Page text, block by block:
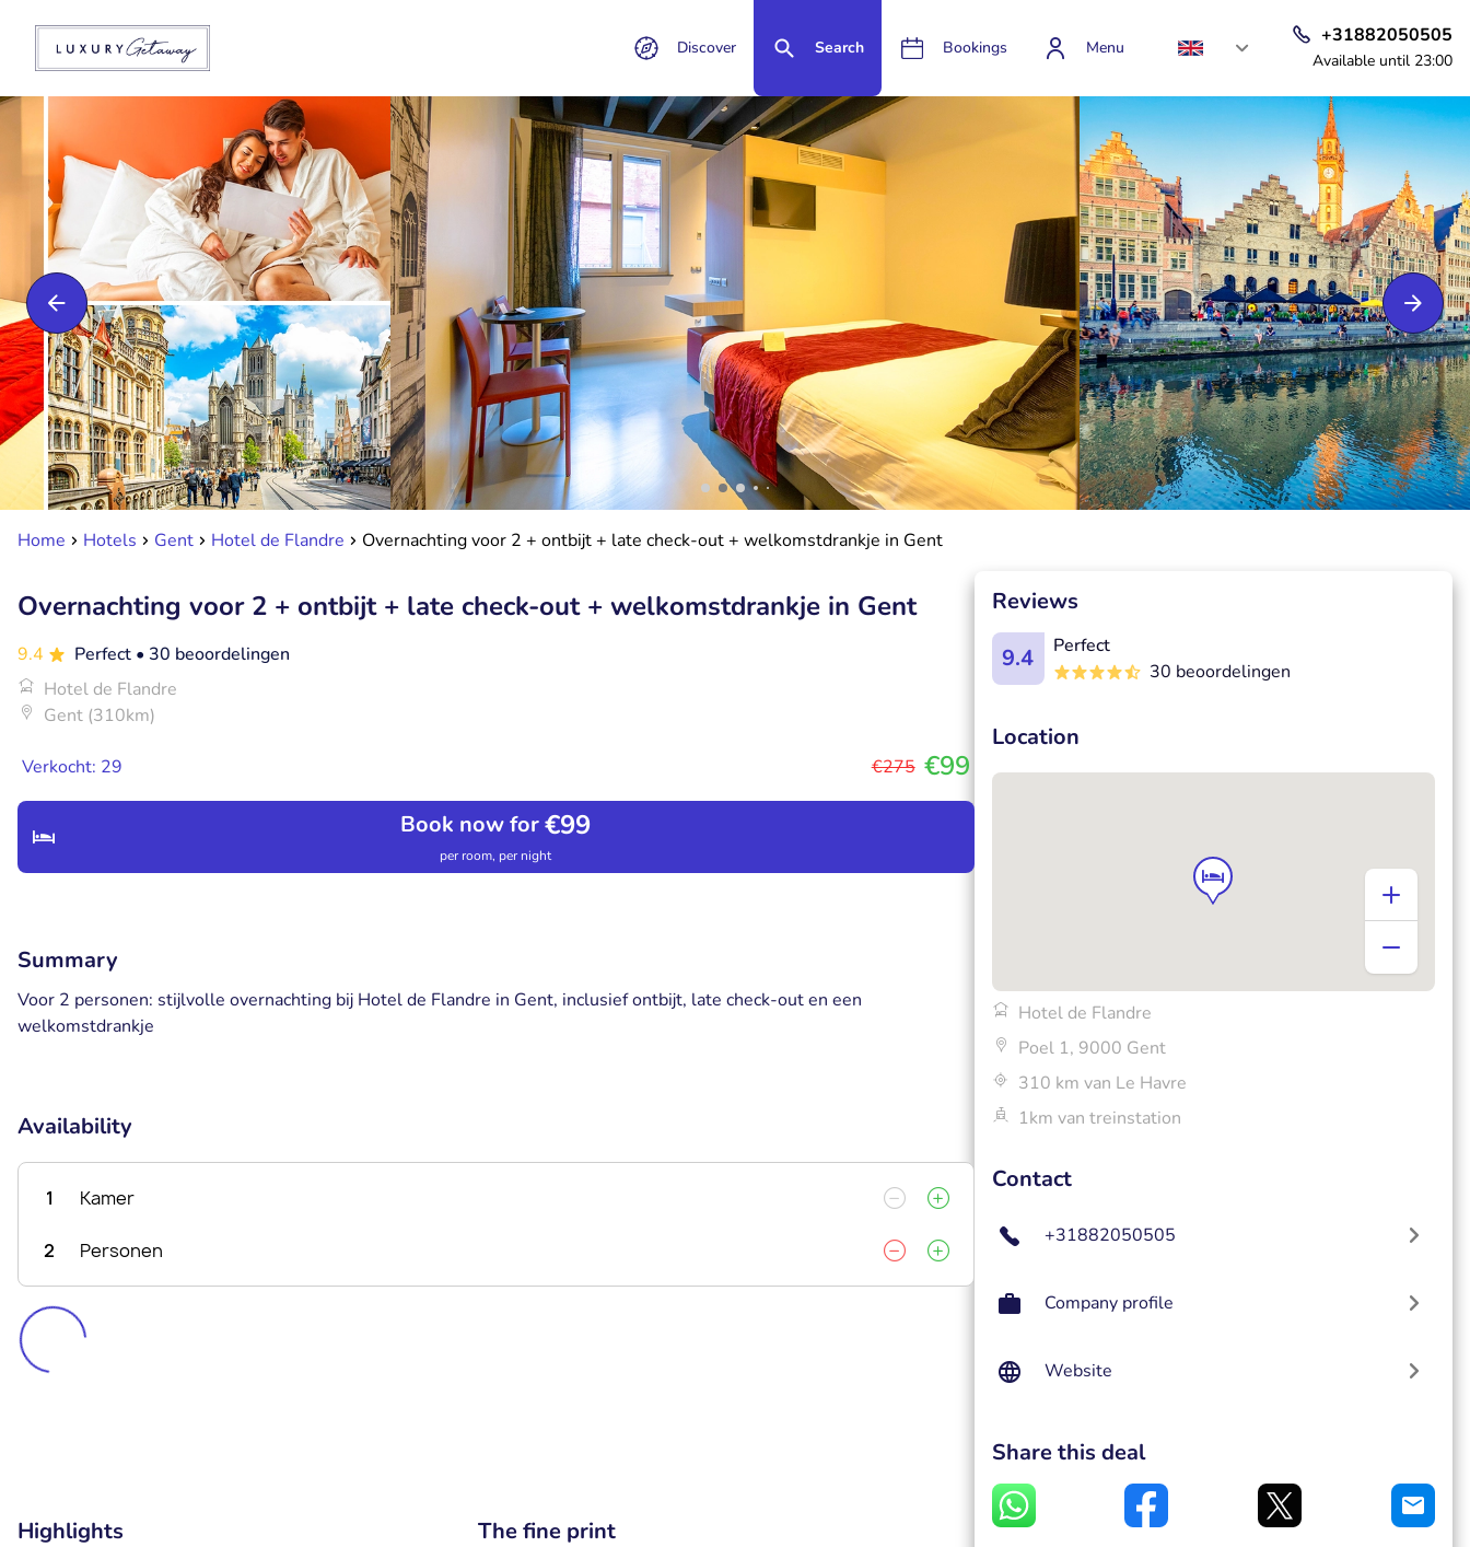
Discover Search Bookings Menu
+31882050505
Available until 23:00
Home Hotels Gent Hotel de Flandre Overnachting voor 2 + ontbijt + late check-out + welkomstdrankje in Gent
Overnachting voor 2 + ontbijt + late check-out + welkomstdrankje in Gent
9.4 Perfect • 30 beoordelingen
Hotel de Flandre
Gent (310km)
Verkocht: 29 €275 €99
Book now for€99
per room, per night
Summary
Voor 2 personen: stijlvolle overnachting bij Hotel de Flandre in Gent, inclusief ontbijt, late check-out en een
welkomstdrankje
Availability
1 Kamer
2 Personen
Highlights The fine print
Reviews
9.4
Perfect
30 beoordelingen
Location
Hotel de Flandre
Poel 1, 9000 Gent
310 km van Le Havre
1km van treinstation
Contact
+31882050505
Company profile
Website
Share this deal